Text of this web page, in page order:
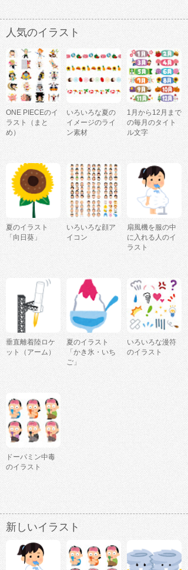
人気のイラスト
ONE PIECEのイ
ラスト（まと
め）
いろいろな夏の
イメージのライ
ン素材
1月から12月まで
の毎月のタイト
ル文字
夏のイラスト
「向日葵」
いろいろな顔ア
イコン
扇風機を服の中
に入れる人のイ
ラスト
垂直離着陸ロケ
ット（アーム）
夏のイラスト
「かき氷・いち
ご」
いろいろな漫符
のイラスト
ドーパミン中毒
のイラスト
新しいイラスト